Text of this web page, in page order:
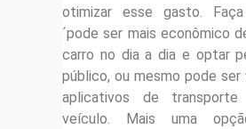
otimizar esse gasto.
´pode ser mais econômico
carro no dia a dia e optar
público, ou mesmo pode ser
aplicativos de
veículo. Mais uma